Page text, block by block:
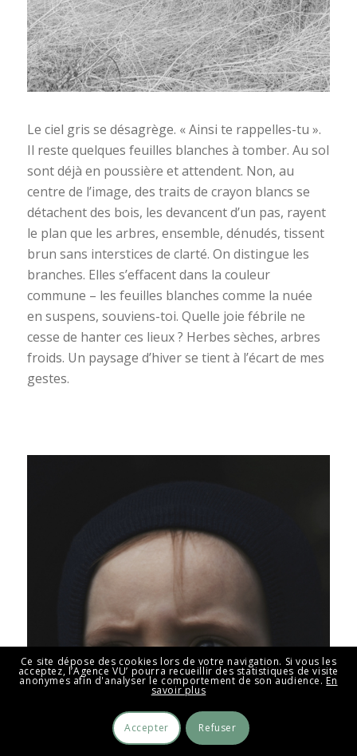
Le ciel gris se désagrège. « Ainsi te rappelles-tu ».
Il reste quelques feuilles blanches à tomber. Au sol
sont déjà en poussière et attendent. Non, au
centre de l’image, des traits de crayon blancs se
détachent des bois, les devancent d’un pas, rayent
le plan que les arbres, ensemble, dénudés, tissent
brun sans interstices de clarté. On distingue les
branches. Elles s’effacent dans la couleur
commune – les feuilles blanches comme la nuée
en suspens, souviens-toi. Quelle joie fébrile ne
cesse de hanter ces lieux ? Herbes sèches, arbres
froids. Un paysage d’hiver se tient à l’écart de mes
gestes.
Ce site dépose des cookies lors de votre navigation. Si vous les
acceptez, l’Agence VU’ pourra recueillir des statistiques de visite
anonymes afin d'analyser le comportement de son audience.En
savoir plus
Accepter Refuser